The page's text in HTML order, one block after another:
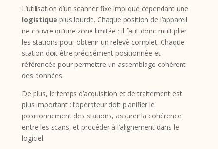
L’utilisation d’un scanner fixe implique cependant une
logistique plus lourde. Chaque position de l’appareil
ne couvre qu’une zone limitée : il faut donc multiplier
les stations pour obtenir un relevé complet. Chaque
station doit être précisément positionnée et
référencée pour permettre un assemblage cohérent
des données.
De plus, le temps d’acquisition et de traitement est
plus important : l’opérateur doit planifier le
positionnement des stations, assurer la cohérence
entre les scans, et procéder à l’alignement dans le
logiciel.